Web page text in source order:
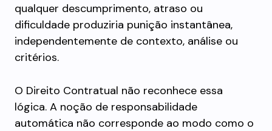
qualquer descumprimento, atraso ou
dificuldade produziria punição instantânea,
independentemente de contexto, análise ou
critérios.
O Direito Contratual não reconhece essa
lógica. A noção de responsabilidade
automática não corresponde ao modo como o